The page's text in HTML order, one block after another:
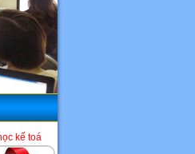
tại Hà Nội và TP